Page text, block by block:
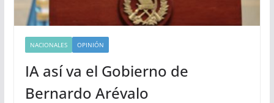
NACIONALES OPINIÓN
IA así va el Gobierno de
Bernardo Arévalo